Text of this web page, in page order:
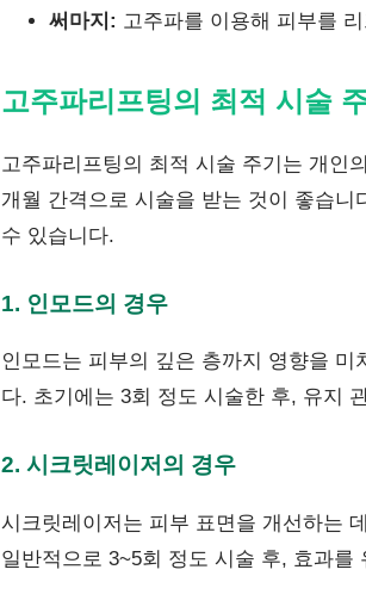
써마지: 고주파를 이용해 피부를
고주파리프팅의 최적 시술 주
고주파리프팅의 최적 시술 주기는 개인
개월 간격으로 시술을 받는 것이 좋습
수 있습니다.
1. 인모드의 경우
인모드는 피부의 깊은 층까지 영향을
다. 초기에는 3회 정도 시술한 후, 유지
2. 시크릿레이저의 경우
시크릿레이저는 피부 표면을 개선하는
일반적으로 3~5회 정도 시술 후, 효과